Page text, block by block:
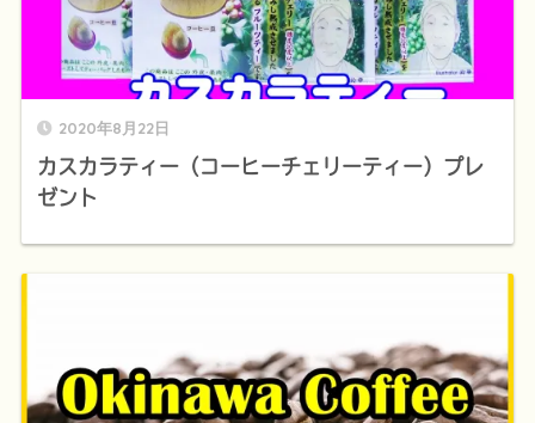
2020年8月22日
カスカラティー（コーヒーチェリーティー）プレ
ゼント